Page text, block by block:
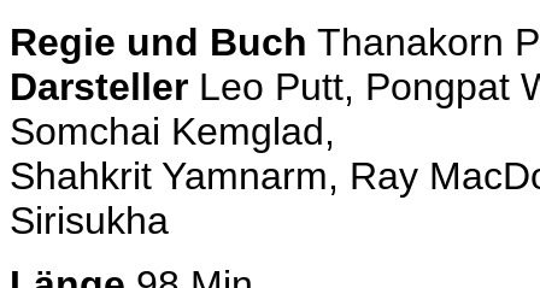
Regie und Buch Thanakorn
Darsteller Leo Putt, Pongpat
Somchai Kemglad,
Shahkrit Yamnarm, Ray
Sirisukha